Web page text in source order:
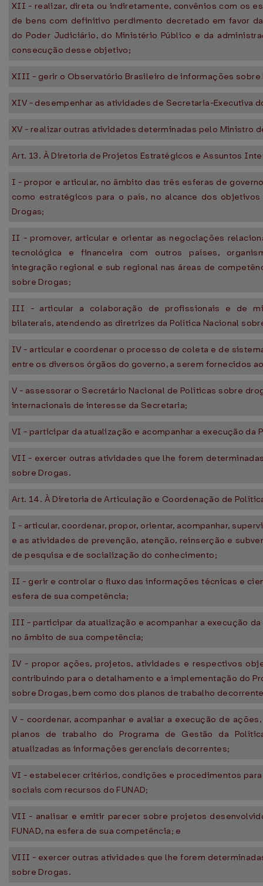
XII - realizar, direta ou indiretamente, convênios com os
de bens com definitivo perdimento decretado em favor
do Poder Judiciário, do Ministério Público e da
consecução desse objetivo;
XIII - gerir o Observatório Brasileiro de informações sobre
XIV - desempenhar as atividades de Secretaria-Executiva
XV - realizar outras atividades determinadas pelo Ministro
Art. 13. À Diretoria de Projetos Estratégicos e Assuntos
I - propor e articular, no âmbito das três esferas de
como estratégicos para o país, no alcance dos
Drogas;
II - promover, articular e orientar as negociações
tecnológica e financeira com outros países,
integração regional e sub regional nas áreas de
sobre Drogas;
III - articular a colaboração de profissionais e de
bilaterais, atendendo as diretrizes da Política Nacional
IV - articular e coordenar o processo de coleta e de
entre os diversos órgãos do governo, a serem fornecidos
V - assessorar o Secretário Nacional de Políticas sobre
internacionais de interesse da Secretaria;
VI - participar da atualização e acompanhar a execução da
VII - exercer outras atividades que lhe forem
sobre Drogas.
Art. 14. À Diretoria de Articulação e Coordenação de
I - articular, coordenar, propor, orientar, acompanhar,
e as atividades de prevenção, atenção, reinserção e
de pesquisa e de socialização do conhecimento;
II - gerir e controlar o fluxo das informações técnicas e
esfera de sua competência;
III - participar da atualização e acompanhar a execução da
no âmbito de sua competência;
IV - propor ações, projetos, atividades e respectivos
contribuindo para o detalhamento e a implementação do
sobre Drogas, bem como dos planos de trabalho
V - coordenar, acompanhar e avaliar a execução de
planos de trabalho do Programa de Gestão da
atualizadas as informações gerenciais decorrentes;
VI - estabelecer critérios, condições e procedimentos
sociais com recursos do FUNAD;
VII - analisar e emitir parecer sobre projetos
FUNAD, na esfera de sua competência; e
VIII - exercer outras atividades que lhe forem
sobre Drogas.